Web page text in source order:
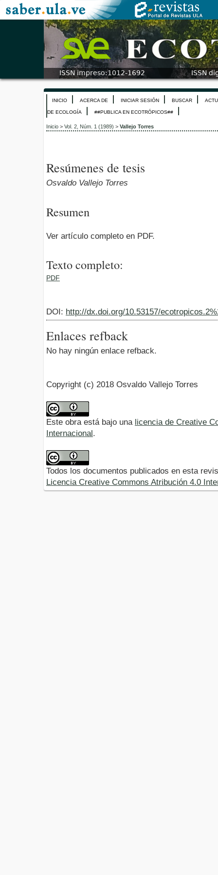
INICIO ACERCA DE INICIAR SESIÓN BUSCAR
DE ECOLOGÍA ##PUBLICA EN ECOTRÓPICOS##
Inicio > Vol. 2, Núm. 1 (1989) > Vallejo Torres
Resúmenes de tesis
Osvaldo Vallejo Torres
Resumen
Ver artículo completo en PDF.
Texto completo:
PDF
DOI: http://dx.doi.org/10.53157/
Enlaces refback
No hay ningún enlace refback.
Copyright (c) 2018 Osvaldo Vallejo Torres
Este obra está bajo una licencia de Creative
Internacional.
Todos los documentos publicados en esta
Licencia Creative Commons Atribución 4.0